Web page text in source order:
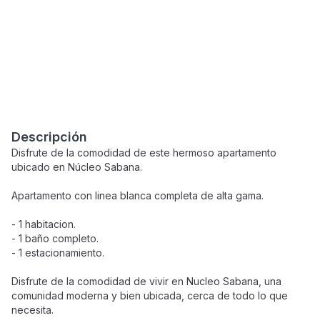
Descripción
Disfrute de la comodidad de este hermoso apartamento
ubicado en Núcleo Sabana.
Apartamento con linea blanca completa de alta gama.
- 1 habitacion.
- 1 baño completo.
- 1 estacionamiento.
Disfrute de la comodidad de vivir en Nucleo Sabana, una
comunidad moderna y bien ubicada, cerca de todo lo que
necesita.